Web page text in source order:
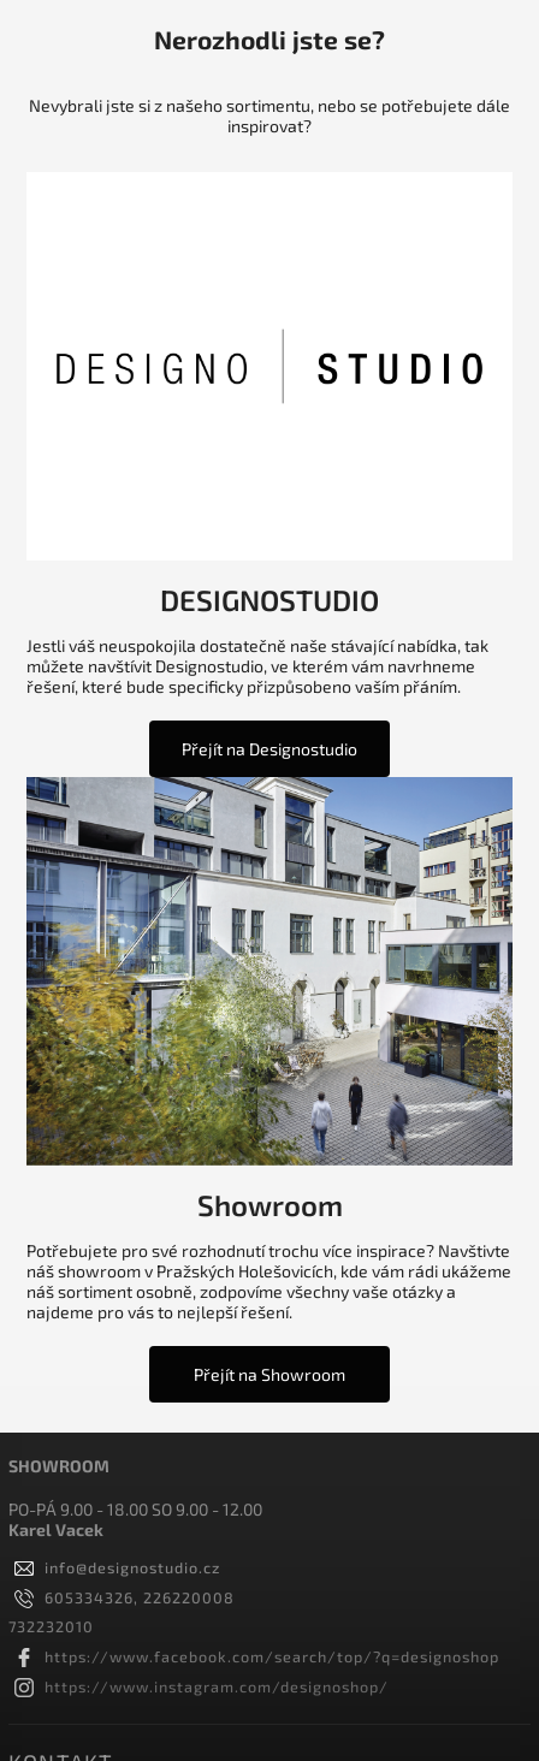
Nerozhodli jste se?
Nevybrali jste si z našeho sortimentu, nebo se potřebujete dále
inspirovat?
DESIGNOSTUDIO
Jestli váš neuspokojila dostatečně naše stávající nabídka, tak
můžete navštívit Designostudio, ve kterém vám navrhneme
řešení, které bude specificky přizpůsobeno vaším přáním.
Přejít na Designostudio
Showroom
Potřebujete pro své rozhodnutí trochu více inspirace? Navštivte
náš showroom v Pražských Holešovicích, kde vám rádi ukážeme
náš sortiment osobně, zodpovíme všechny vaše otázky a
najdeme pro vás to nejlepší řešení.
Přejít na Showroom
SHOWROOM
PO-PÁ 9.00 - 18.00 SO 9.00 - 12.00
Karel Vacek
info@designostudio.cz
605334326, 226220008
732232010
https://www.facebook.com/search/top/?q=designoshop
https://www.instagram.com/designoshop/